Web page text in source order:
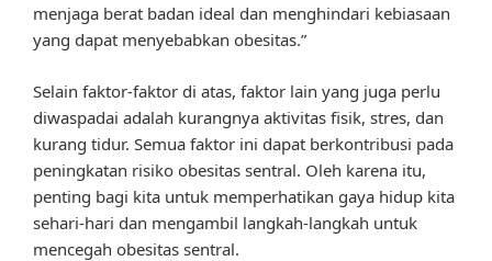
menjaga berat badan ideal dan menghindari kebiasaan
yang dapat menyebabkan obesitas.”
Selain faktor-faktor di atas, faktor lain yang juga perlu
diwaspadai adalah kurangnya aktivitas fisik, stres, dan
kurang tidur. Semua faktor ini dapat berkontribusi pada
peningkatan risiko obesitas sentral. Oleh karena itu,
penting bagi kita untuk memperhatikan gaya hidup kita
sehari-hari dan mengambil langkah-langkah untuk
mencegah obesitas sentral.